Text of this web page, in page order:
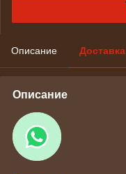
Описание Доставка
Описание